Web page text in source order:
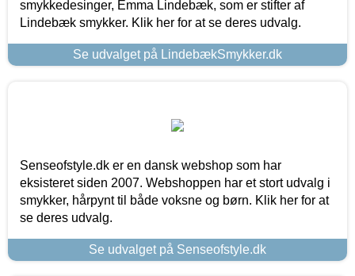
smykkedesinger, Emma Lindebæk, som er stifter af
Lindebæk smykker. Klik her for at se deres udvalg.
Se udvalget på LindebækSmykker.dk
Senseofstyle.dk er en dansk webshop som har
eksisteret siden 2007. Webshoppen har et stort udvalg i
smykker, hårpynt til både voksne og børn. Klik her for at
se deres udvalg.
Se udvalget på Senseofstyle.dk